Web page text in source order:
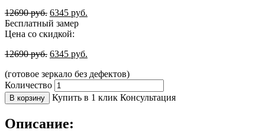
12690руб. 6345 руб.
Бесплатный замер
Цена со скидкой:
12690руб. 6345 руб.
(готовое зеркало без дефектов)
Количество
В корзину Купить в 1 клик Консультация
Описание: